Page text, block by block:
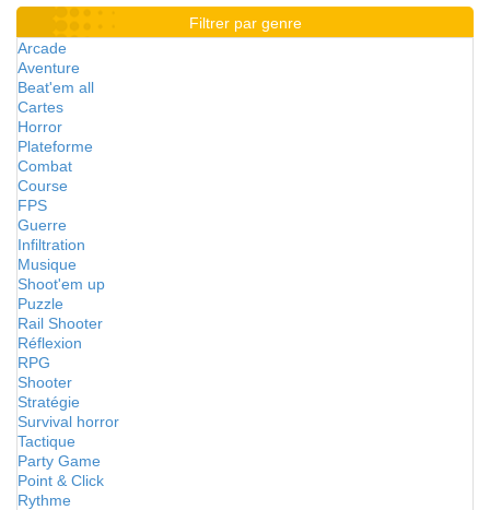
Filtrer par genre
Arcade
Aventure
Beat'em all
Cartes
Horror
Plateforme
Combat
Course
FPS
Guerre
Infiltration
Musique
Shoot'em up
Puzzle
Rail Shooter
Réflexion
RPG
Shooter
Stratégie
Survival horror
Tactique
Party Game
Point & Click
Rythme